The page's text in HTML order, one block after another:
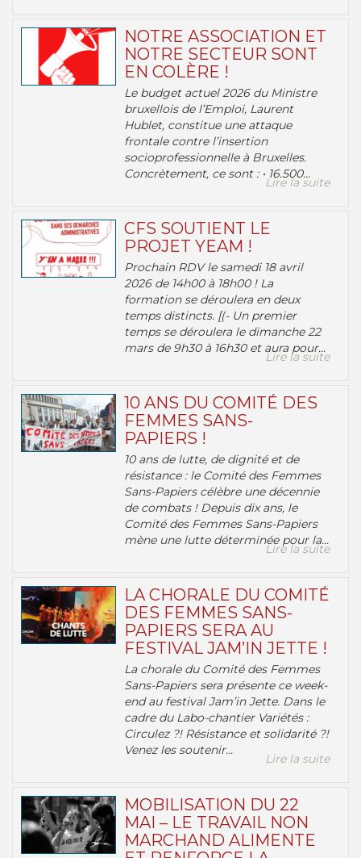
NOTRE ASSOCIATION ET
NOTRE SECTEUR SONT
EN COLÈRE !
Le budget actuel 2026 du Ministre
bruxellois de l’Emploi, Laurent
Hublet, constitue une attaque
frontale contre l’insertion
socioprofessionnelle à Bruxelles.
Concrètement, ce sont : • 16.500...
Lire la suite
CFS SOUTIENT LE
PROJET YEAM !
Prochain RDV le samedi 18 avril
2026 de 14h00 à 18h00 ! La
formation se déroulera en deux
temps distincts. [(- Un premier
temps se déroulera le dimanche 22
mars de 9h30 à 16h30 et aura pour...
Lire la suite
10 ANS DU COMITÉ DES
FEMMES SANS-
PAPIERS !
10 ans de lutte, de dignité et de
résistance : le Comité des Femmes
Sans-Papiers célèbre une décennie
de combats ! Depuis dix ans, le
Comité des Femmes Sans-Papiers
mène une lutte déterminée pour la...
Lire la suite
LA CHORALE DU COMITÉ
DES FEMMES SANS-
PAPIERS SERA AU
FESTIVAL JAM’IN JETTE !
La chorale du Comité des Femmes
Sans-Papiers sera présente ce week-
end au festival Jam’in Jette. Dans le
cadre du Labo-chantier Variétés :
Circulez ?! Résistance et solidarité ?!
Venez les soutenir...
Lire la suite
MOBILISATION DU 22
MAI – LE TRAVAIL NON
MARCHAND ALIMENTE